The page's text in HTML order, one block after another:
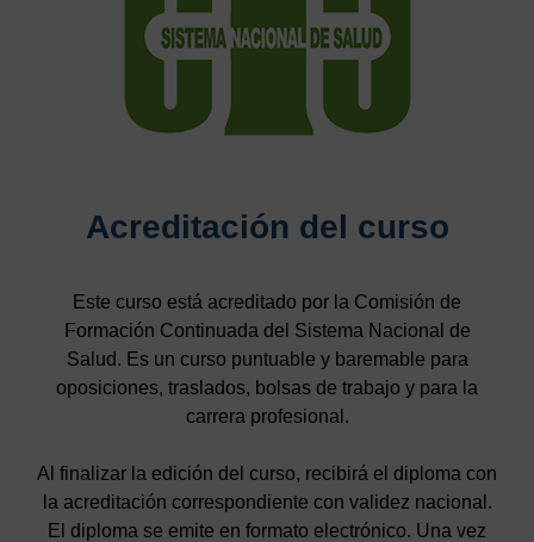
Acreditación del curso
Este curso está acreditado por la Comisión de
Formación Continuada del Sistema Nacional de
Salud. Es un curso puntuable y baremable para
oposiciones, traslados, bolsas de trabajo y para la
carrera profesional.
Al finalizar la edición del curso, recibirá el diploma con
la acreditación correspondiente con validez nacional.
El diploma se emite en formato electrónico. Una vez